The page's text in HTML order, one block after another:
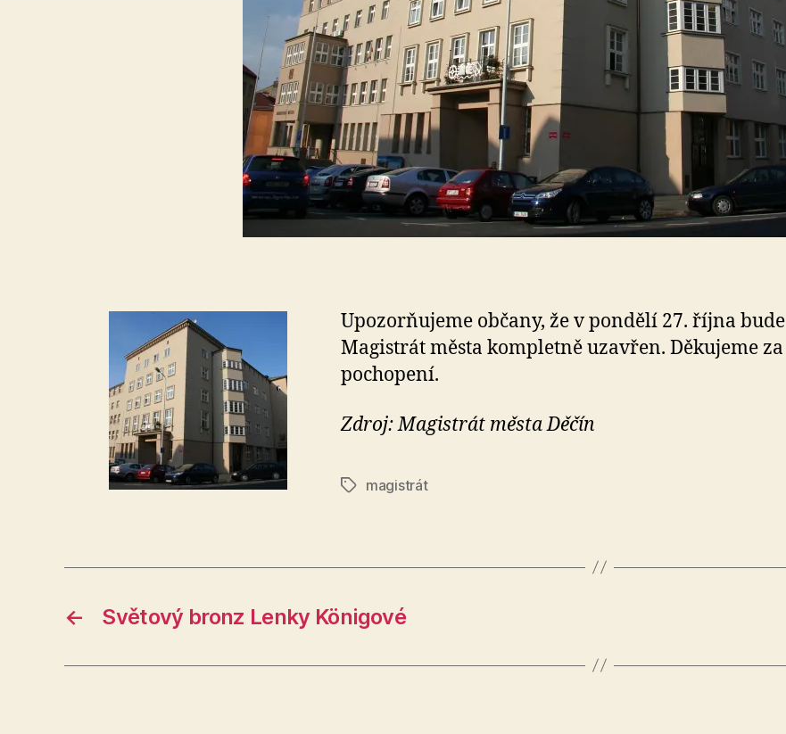
Upozorňujeme občany, že v pondělí 27. října bude
Magistrát města kompletně uzavřen. Děkujeme za
pochopení.
Zdroj: Magistrát města Děčín
Štítkymagistrát
← Světový bronz Lenky Königové